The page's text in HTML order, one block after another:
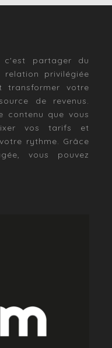
c'est partager du
privilégiée
transformer votre
de revenus.
contenu que vous
vos tarifs et
rythme. Grâce
vous pouvez